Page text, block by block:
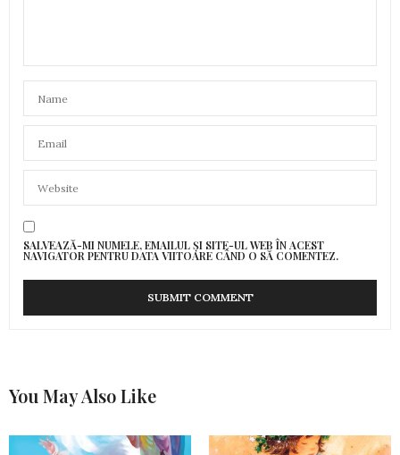
SALVEAZĂ-MI NUMELE, EMAILUL ȘI SITE-UL WEB ÎN ACEST
NAVIGATOR PENTRU DATA VIITOARE CÂND O SĂ COMENTEZ.
You May Also Like